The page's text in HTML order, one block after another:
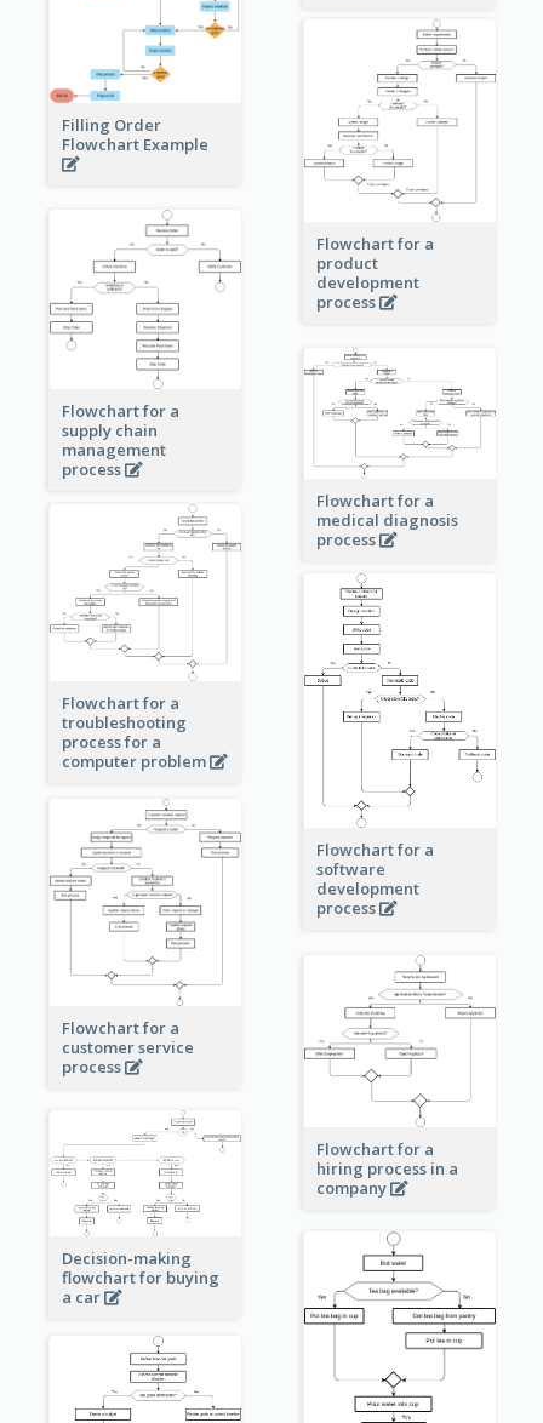
Filling Order
Flowchart Example
Flowchart for a
product
development
process
Flowchart for a
supply chain
management
process
Flowchart for a
medical diagnosis
process
Flowchart for a
troubleshooting
process for a
computer problem
Flowchart for a
software
development
process
Flowchart for a
customer service
process
Flowchart for a
hiring process in a
company
Decision-making
flowchart for buying
a car